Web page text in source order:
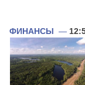
ФИНАНСЫ —